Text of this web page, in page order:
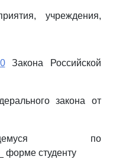
учреждения,
Закона Российской
закона от
по
форме студенту